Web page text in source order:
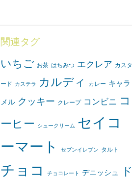
関連タグ
いちご お茶 はちみつ エクレア カスタ
ード カステラ カルディ カレー キャラ
メル クッキー クレープ コンビニ コ
ーヒー
シュークリーム セイコ
ーマート
セブンイレブン タルト
チョコ チョコレート デニッシュ
ド